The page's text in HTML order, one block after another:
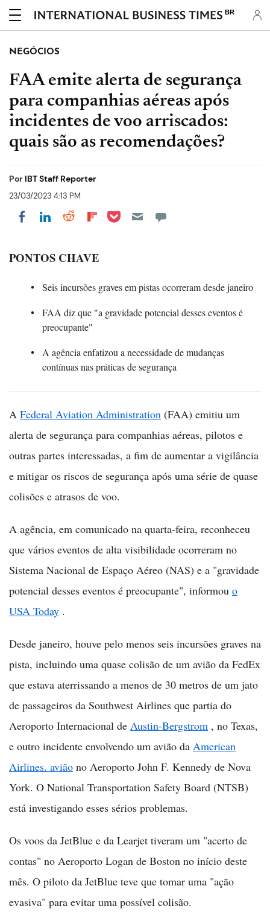
BR
NEGÓCIOS
FAA emite alerta de segurança
para companhias aéreas após
incidentes de voo arriscados:
quais são as recomendações?
Por IBT Staff Reporter
23/03/2023 4:13 PM
Share on Facebook
Share on LinkedIn
Share on Reddit
Share on Flipboard
Share on Pocket
PONTOS CHAVE
Seis incursões graves em pistas ocorreram desde janeiro
FAA diz que "a gravidade potencial desses eventos é
preocupante"
A agência enfatizou a necessidade de mudanças
contínuas nas práticas de segurança
A Federal Aviation Administration (FAA) emitiu um
alerta de segurança para companhias aéreas, pilotos e
outras partes interessadas, a fim de aumentar a vigilância
e mitigar os riscos de segurança após uma série de quase
colisões e atrasos de voo.
A agência, em comunicado na quarta-feira, reconheceu
que vários eventos de alta visibilidade ocorreram no
Sistema Nacional de Espaço Aéreo (NAS) e a "gravidade
potencial desses eventos é preocupante", informou o
USA Today .
Desde janeiro, houve pelo menos seis incursões graves na
pista, incluindo uma quase colisão de um avião da FedEx
que estava aterrissando a menos de 30 metros de um jato
de passageiros da Southwest Airlines que partia do
Aeroporto Internacional de Austin-Bergstrom , no Texas,
e outro incidente envolvendo um avião da American
Airlines. avião no Aeroporto John F. Kennedy de Nova
York. O National Transportation Safety Board (NTSB)
está investigando esses sérios problemas.
Os voos da JetBlue e da Learjet tiveram um "acerto de
contas" no Aeroporto Logan de Boston no início deste
mês. O piloto da JetBlue teve que tomar uma "ação
evasiva" para evitar uma possível colisão.